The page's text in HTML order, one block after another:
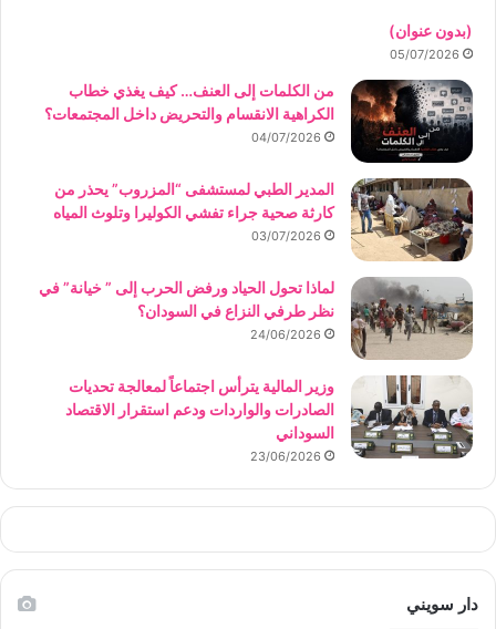
(بدون عنوان)
05/07/2026
من الكلمات إلى العنف… كيف يغذي خطاب
الكراهية الانقسام والتحريض داخل المجتمعات؟
04/07/2026
المدير الطبي لمستشفى “المزروب” يحذر من
كارثة صحية جراء تفشي الكوليرا وتلوث المياه
03/07/2026
لماذا تحول الحياد ورفض الحرب إلى ” خيانة” في
نظر طرفي النزاع في السودان؟
24/06/2026
وزير المالية يترأس اجتماعاً لمعالجة تحديات
الصادرات والواردات ودعم استقرار الاقتصاد
السوداني
23/06/2026
دار سويني